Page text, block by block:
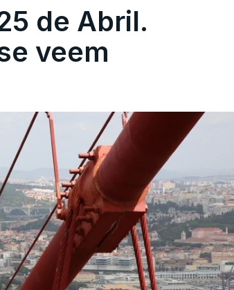
de Abril.
veem